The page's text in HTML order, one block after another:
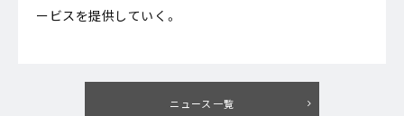
ービスを提供していく。
ニュース一覧